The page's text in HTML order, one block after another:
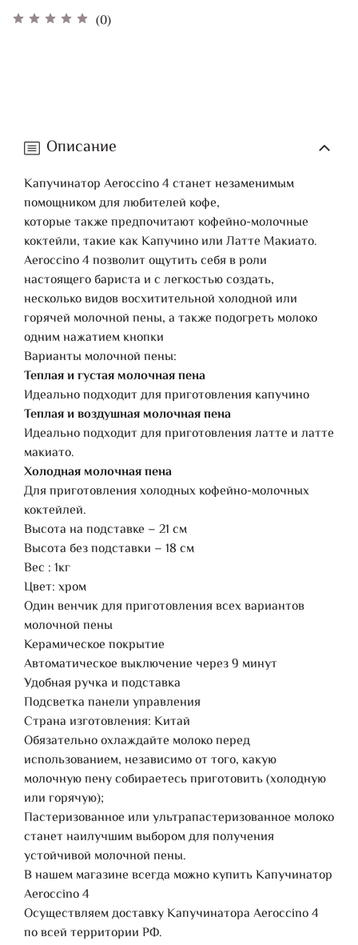
(0)
Описание
Капучинатор Aeroccino 4 станет незаменимым
помощником для любителей кофе,
которые также предпочитают кофейно-молочные
коктейли, такие как Капучино или Латте Макиато.
Aeroccino 4 позволит ощутить себя в роли
настоящего бариста и с легкостью создать,
несколько видов восхитительной холодной или
горячей молочной пены, а также подогреть молоко
одним нажатием кнопки
Варианты молочной пены:
Теплая и густая молочная пена
Идеально подходит для приготовления капучино
Теплая и воздушная молочная пена
Идеально подходит для приготовления латте и латте
макиато.
Холодная молочная пена
Для приготовления холодных кофейно-молочных
коктейлей.
Высота на подставке – 21 см
Высота без подставки – 18 см
Вес : 1кг
Цвет: хром
Один венчик для приготовления всех вариантов
молочной пены
Керамическое покрытие
Автоматическое выключение через 9 минут
Удобная ручка и подставка
Подсветка панели управления
Страна изготовления: Китай
Обязательно охлаждайте молоко перед
использованием, независимо от того, какую
молочную пену собираетесь приготовить (холодную
или горячую);
Пастеризованное или ультрапастеризованное молоко
станет наилучшим выбором для получения
устойчивой молочной пены.
В нашем магазине всегда можно купить Капучинатор
Aeroccino 4
Осуществляем доставку Капучинатора Aeroccino 4
по всей территории РФ.